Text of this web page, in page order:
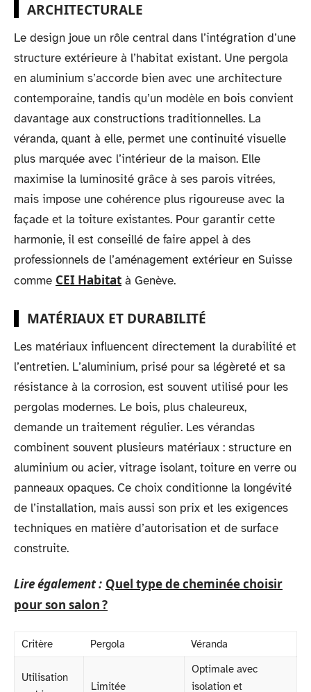
ARCHITECTURALE
Le design joue un rôle central dans l’intégration d’une
structure extérieure à l’habitat existant. Une pergola
en aluminium s’accorde bien avec une architecture
contemporaine, tandis qu’un modèle en bois convient
davantage aux constructions traditionnelles. La
véranda, quant à elle, permet une continuité visuelle
plus marquée avec l’intérieur de la maison. Elle
maximise la luminosité grâce à ses parois vitrées,
mais impose une cohérence plus rigoureuse avec la
façade et la toiture existantes. Pour garantir cette
harmonie, il est conseillé de faire appel à des
professionnels de l’aménagement extérieur en Suisse
comme CEI Habitat à Genève.
MATÉRIAUX ET DURABILITÉ
Les matériaux influencent directement la durabilité et
l’entretien. L’aluminium, prisé pour sa légèreté et sa
résistance à la corrosion, est souvent utilisé pour les
pergolas modernes. Le bois, plus chaleureux,
demande un traitement régulier. Les vérandas
combinent souvent plusieurs matériaux : structure en
aluminium ou acier, vitrage isolant, toiture en verre ou
panneaux opaques. Ce choix conditionne la longévité
de l’installation, mais aussi son prix et les exigences
techniques en matière d’autorisation et de surface
construite.
Lire également : Quel type de cheminée choisir
pour son salon ?
Critère Pergola Véranda
Utilisation
Limitée
Optimale avec
isolation et